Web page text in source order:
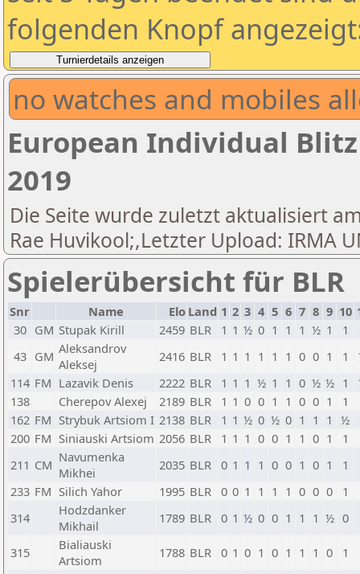
folgenden Knopf
no watches and mobiles
European Individual
2019
Die Seite wurde zuletzt aktualisiert
Rae Huvikool;,Letzter Upload: IRMA
Spielerübersicht für BLR
Snr Name Elo Land 1 2 3 4 5 6 7 8 9 10
30 GM Stupak Kirill 2459 BLR 1 1 ½ 0 1 1 1 ½ 1
1
43 GM Aleksandrov
Aleksej
2416 BLR 1 1 1 1 1 1 0 0 1 1
114 FM Lazavik Denis 2222 BLR 1 1 1 ½ 1 1 0 ½ ½ 1
138
Cherepov Alexej 2189 BLR 1 1 0 0 1 1 0 0 1
1
162 FM Strybuk Artsiom I 2138 BLR 1 1 ½ 0 ½ 0 1 1 1
½
200 FM Siniauski Artsiom 2056 BLR 1 1 1 0 0 1 1 0 1
1
211 CM Navumenka
Mikhei
2035 BLR 0 1 1 1 0 0 1 0 1
1
233 FM Silich Yahor 1995 BLR 0 0 1 1 1 1 0 0 0
1
314
Hodzdanker
Mikhail
1789 BLR 0 1 ½ 0 0 1 1 1 ½ 0
315
Bialiauski
Artsiom
1788 BLR 0 1 0 1 0 1 1 1 0 1